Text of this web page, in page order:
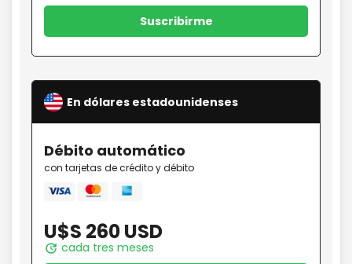
Suscribirme
En dólares estadounidenses
Débito automático
con tarjetas de crédito y débito
Visa Mastercard
amex
U$S 260 USD
update cada tres meses